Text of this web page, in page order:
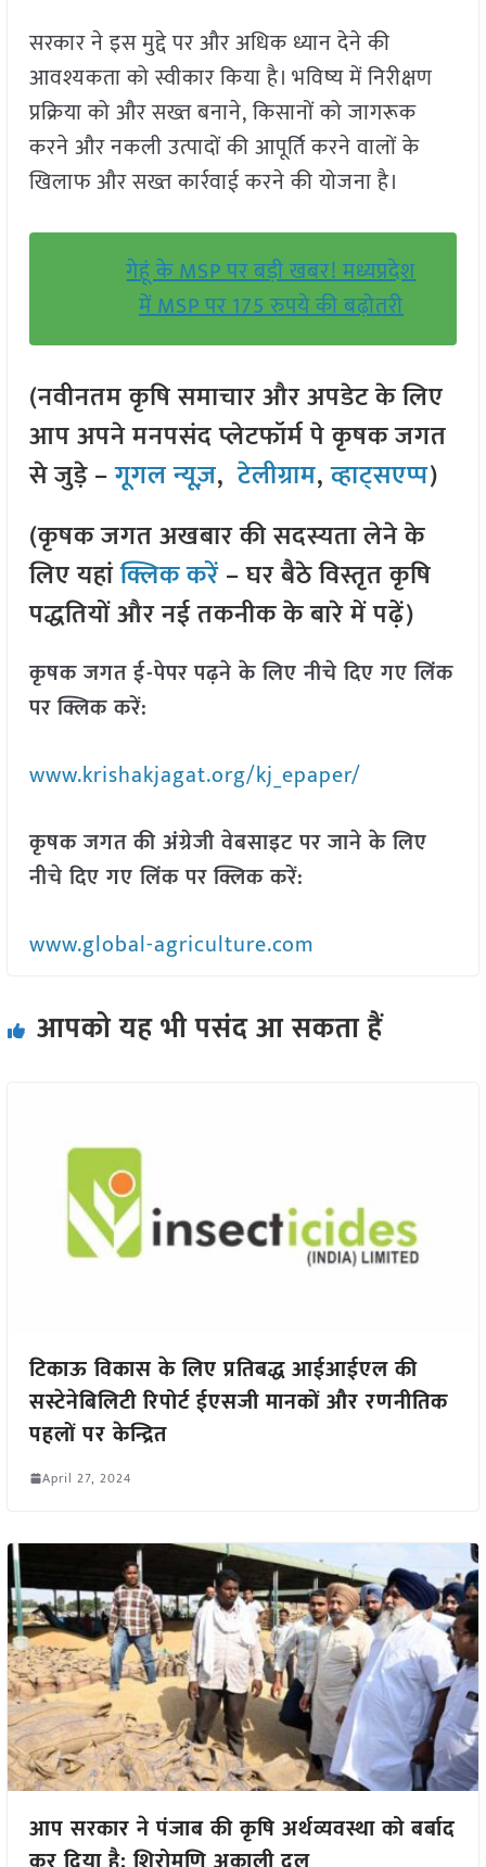
सरकार ने इस मुद्दे पर और अधिक ध्यान देने की
आवश्यकता को स्वीकार किया है। भविष्य में निरीक्षण
प्रक्रिया को और सख्त बनाने, किसानों को जागरूक
करने और नकली उत्पादों की आपूर्ति करने वालों के
खिलाफ और सख्त कार्रवाई करने की योजना है।
गेहूं के MSP पर बड़ी खबर! मध्यप्रदेश
में MSP पर 175 रुपये की बढ़ोतरी
(नवीनतम कृषि समाचार और अपडेट के लिए
आप अपने मनपसंद प्लेटफॉर्म पे कृषक जगत
से जुड़े –गूगल न्यूज़,टेलीग्राम,व्हाट्सएप्प)
(कृषक जगत अखबार की सदस्यता लेने के
लिए यहांक्लिक करें– घर बैठे विस्तृत कृषि
पद्धतियों और नई तकनीक के बारे में पढ़ें)
कृषक जगत ई-पेपर पढ़ने के लिए नीचे दिए गए लिंक
पर क्लिक करें:
www.krishakjagat.org/kj_epaper/
कृषक जगत की अंग्रेजी वेबसाइट पर जाने के लिए
नीचे दिए गए लिंक पर क्लिक करें:
www.global-agriculture.com
आपको यह भी पसंद आ सकता हैं
टिकाऊ विकास के लिए प्रतिबद्ध आईआईएल की
सस्टेनेबिलिटी रिपोर्ट ईएसजी मानकों और रणनीतिक
पहलों पर केन्द्रित
April 27, 2024
आप सरकार ने पंजाब की कृषि अर्थव्यवस्था को बर्बाद